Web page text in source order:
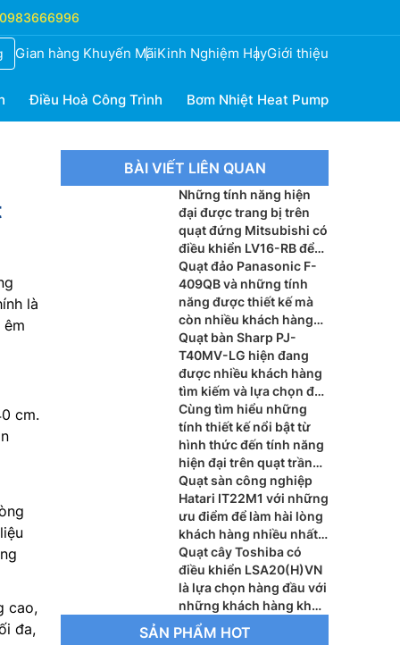
Gian hàng Khuyến MãiKinh Nghiệm HayGiới thiệu
Điều Hoà Công Trình Bơm Nhiệt Heat Pump
là
cm.
cao,
đa,
BÀI VIẾT LIÊN QUAN
Những tính năng hiện
đại được trang bị trên
quạt đứng Mitsubishi có
điều khiển LV16-RB để
thấy được lý do khách
hàng luôn tin dùng
Quạt đảo Panasonic F-
409QB và những tính
năng được thiết kế mà
còn nhiều khách hàng
chưa biết hiện nay
Quạt bàn Sharp PJ-
T40MV-LG hiện đang
được nhiều khách hàng
tìm kiếm và lựa chọn để
đáp ứng nhu cầu hiện
nay
Cùng tìm hiểu những
tính thiết kế nổi bật từ
hình thức đến tính năng
hiện đại trên quạt trần
Mitsubishi 5 cánh C56-
RA5
Quạt sàn công nghiệp
Hatari IT22M1 với những
ưu điểm để làm hài lòng
khách hàng nhiều nhất
hiện nay
Quạt cây Toshiba có
điều khiển LSA20(H)VN
là lựa chọn hàng đầu với
những khách hàng khó
tính hiện nay
SẢN PHẨM HOT